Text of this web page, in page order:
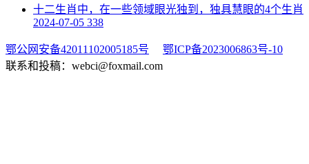
​十二生肖中，在一些领域眼光独到，独具慧眼的4个生肖
2024-07-05 338
鄂公网安备42011102005185号
鄂ICP备2023006863号-10
联系和投稿：webci@foxmail.com